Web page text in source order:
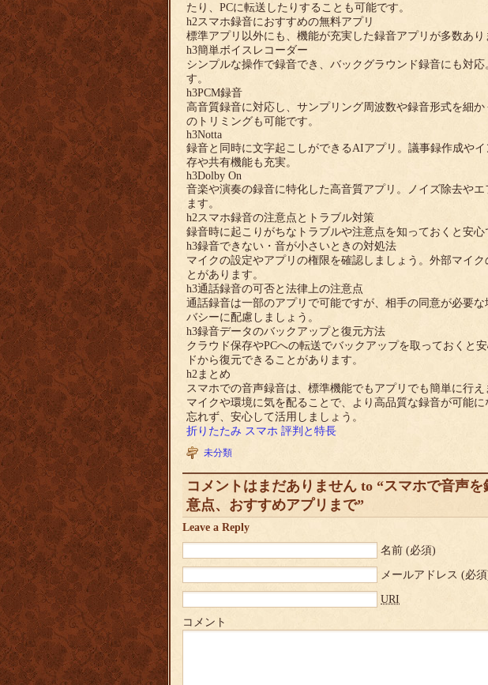
たり、PCに転送したりすることも可能です。
h2スマホ録音におすすめの無料アプリ
標準アプリ以外にも、機能が充実した録音アプリが多数あり
h3簡単ボイスレコーダー
シンプルな操作で録音でき、バックグラウンド録音にも対
す。
h3PCM録音
高音質録音に対応し、サンプリング周波数や録音形式を細
のトリミングも可能です。
h3Notta
録音と同時に文字起こしができるAIアプリ。議事録作成や
存や共有機能も充実。
h3Dolby On
音楽や演奏の録音に特化した高音質アプリ。ノイズ除去や
ます。
h2スマホ録音の注意点とトラブル対策
録音時に起こりがちなトラブルや注意点を知っておくと安心
h3録音できない・音が小さいときの対処法
マイクの設定やアプリの権限を確認しましょう。外部マイ
とがあります。
h3通話録音の可否と法律上の注意点
通話録音は一部のアプリで可能ですが、相手の同意が必要
バシーに配慮しましょう。
h3録音データのバックアップと復元方法
クラウド保存やPCへの転送でバックアップを取っておくと
ドから復元できることがあります。
h2まとめ
スマホでの音声録音は、標準機能でもアプリでも簡単に行
マイクや環境に気を配ることで、より高品質な録音が可能
忘れず、安心して活用しましょう。
折りたたみ スマホ 評判と特長
未分類
コメントはまだありません to “スマホで音声
意点、おすすめアプリまで”
Leave a Reply
名前 (必須)
メールアドレス (必
URI
コメント